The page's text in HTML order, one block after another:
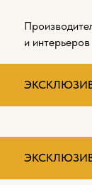
и интерьеров